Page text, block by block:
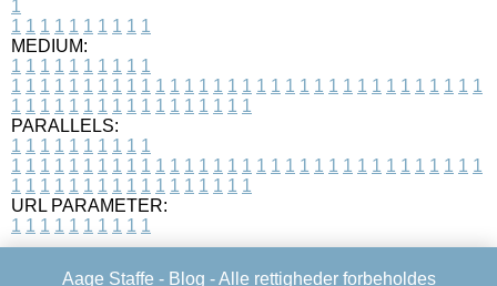
1
1 1 1 1 1 1 1 1 1 1
MEDIUM:
1 1 1 1 1 1 1 1 1 1
1 1 1 1 1 1 1 1 1 1 1 1 1 1 1 1 1 1 1 1 1 1 1 1 1 1 1 1 1 1 1 1 1
1 1 1 1 1 1 1 1 1 1 1 1 1 1 1 1 1
PARALLELS:
1 1 1 1 1 1 1 1 1 1
1 1 1 1 1 1 1 1 1 1 1 1 1 1 1 1 1 1 1 1 1 1 1 1 1 1 1 1 1 1 1 1 1
1 1 1 1 1 1 1 1 1 1 1 1 1 1 1 1 1
URL PARAMETER:
1 1 1 1 1 1 1 1 1 1
Aage Staffe - Blog - Alle rettigheder forbeholdes